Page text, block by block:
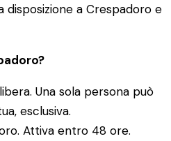
disposizione a Crespadoro e
Una sola persona può
esclusiva.
Attiva entro 48 ore.